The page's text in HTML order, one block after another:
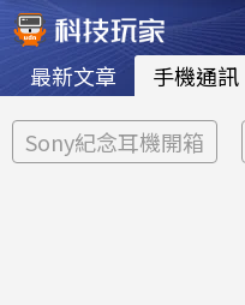
最新文章 手機通訊
Sony紀念耳機開箱